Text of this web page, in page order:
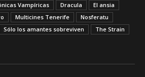
Vampíricas Dracula
El ansia
Multicines Tenerife
Nosferatu
Sólo los amantes sobreviven
The Strain